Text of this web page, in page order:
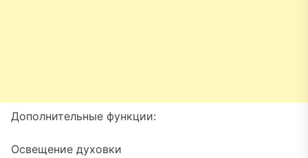
Дополнительные функции:
Освещение духовки